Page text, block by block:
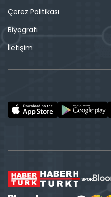
Çerez Politikası
Biyografi
İletişim